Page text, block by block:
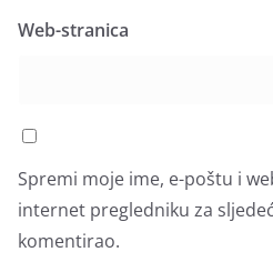
Web-stranica
Spremi moje ime, e-poštu i
internet pregledniku za
komentirao.